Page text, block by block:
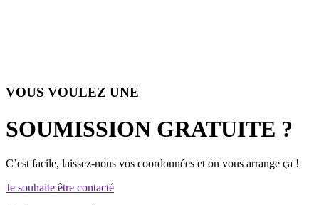
VOUS VOULEZ UNE
SOUMISSION GRATUITE ?
C’est facile, laissez-nous vos coordonnées et on vous arrange ça !
Je souhaite être contacté